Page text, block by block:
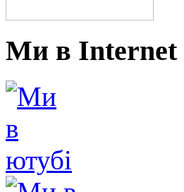
Ми в Internet